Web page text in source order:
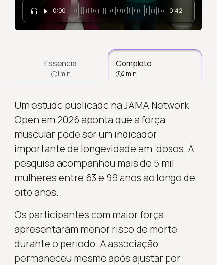
0:00 0:42
Essencial
1 min
Completo
2 min
Um estudo publicado na JAMA Network
Open em 2026 aponta que a força
muscular pode ser um indicador
importante de longevidade em idosos. A
pesquisa acompanhou mais de 5 mil
mulheres entre 63 e 99 anos ao longo de
oito anos.
Os participantes com maior força
apresentaram menor risco de morte
durante o período. A associação
permaneceu mesmo após ajustar por